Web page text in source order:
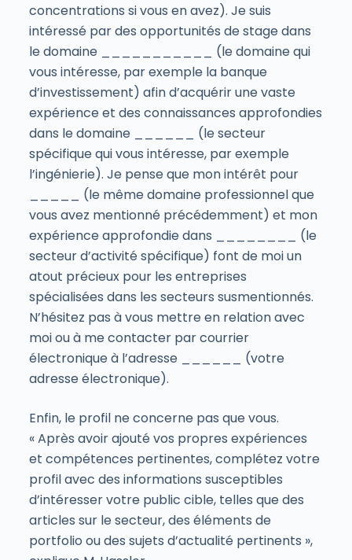
concentrations si vous en avez). Je suis
intéressé par des opportunités de stage dans
le domaine ___________ (le domaine qui
vous intéresse, par exemple la banque
d’investissement) afin d’acquérir une vaste
expérience et des connaissances approfondies
dans le domaine ______ (le secteur
spécifique qui vous intéresse, par exemple
l’ingénierie). Je pense que mon intérêt pour
_____ (le même domaine professionnel que
vous avez mentionné précédemment) et mon
expérience approfondie dans ________ (le
secteur d’activité spécifique) font de moi un
atout précieux pour les entreprises
spécialisées dans les secteurs susmentionnés.
N’hésitez pas à vous mettre en relation avec
moi ou à me contacter par courrier
électronique à l’adresse ______ (votre
adresse électronique).
Enfin, le profil ne concerne pas que vous.
« Après avoir ajouté vos propres expériences
et compétences pertinentes, complétez votre
profil avec des informations susceptibles
d’intéresser votre public cible, telles que des
articles sur le secteur, des éléments de
portfolio ou des sujets d’actualité pertinents »,